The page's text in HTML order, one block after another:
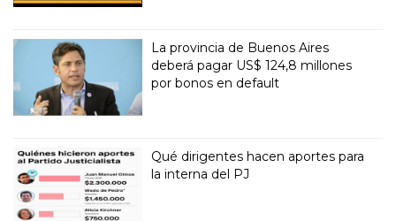
La provincia de Buenos Aires
deberá pagar US$ 124,8 millones
por bonos en default
Qué dirigentes hacen aportes para
la interna del PJ